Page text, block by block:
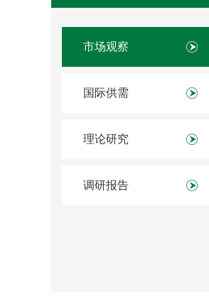
市场观察
国际供需
理论研究
调研报告